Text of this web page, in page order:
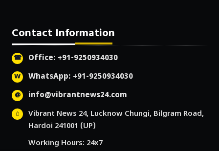
Contact Information
Office: +91-9250934030
WhatsApp: +91-9250934030
info@vibrantnews24.com
Vibrant News 24, Lucknow Chungi, Bilgram Road,
Hardoi 241001 (UP)
Working Hours: 24x7